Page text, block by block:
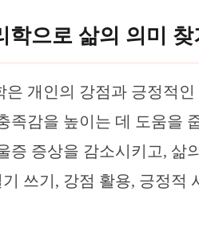
학으로 삶의 의미 찾
은 개인의 강점과 긍정적
족감을 높이는 데 도움을
증 증상을 감소시키고, 삶
쓰기, 강점 활용, 긍정적